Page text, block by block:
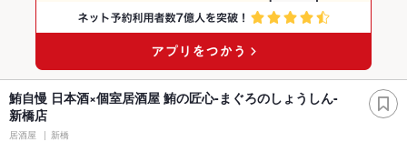
鮪自慢 日本酒×個室居酒屋 鮪の匠心-まぐろのしょうしん-
新橋店
居酒屋 新橋